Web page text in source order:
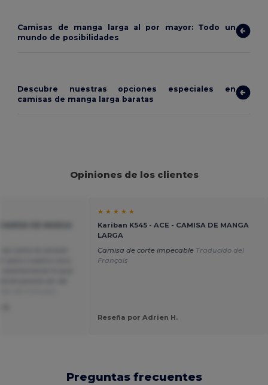
Camisas de manga larga al por mayor: Todo un
mundo de posibilidades
Descubre nuestras opciones especiales en
camisas de manga larga baratas
Opiniones de los clientes
★ ★ ★ ★ ★
Kariban K545 - ACE - CAMISA DE MANGA
LARGA
Camisa de corte impecable Traducido del
Français
Reseña por Adrien H.
Preguntas frecuentes